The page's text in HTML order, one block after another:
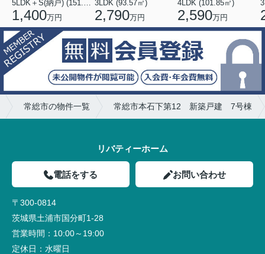
1,400万円
3LDK (93.57㎡)
2,790万円
4LDK (101.85㎡)
2,590万円
常総市の物件一覧 常総市本石下第12 新築戸建 7号棟
リバティーホーム
電話をする お問い合わせ
〒300-0814
茨城県土浦市国分町1-28
営業時間： 10:00～19:00
定休日： 水曜日